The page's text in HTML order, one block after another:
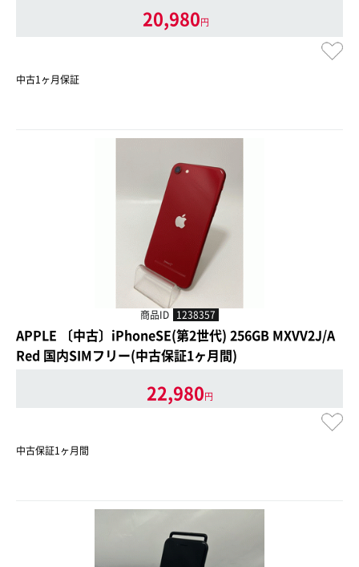
20,980円
中古1ヶ月保証
商品ID 1238357
APPLE 〔中古〕iPhoneSE(第2世代) 256GB MXVV2J/A
Red 国内SIMフリー(中古保証1ヶ月間)
22,980円
中古保証1ヶ月間